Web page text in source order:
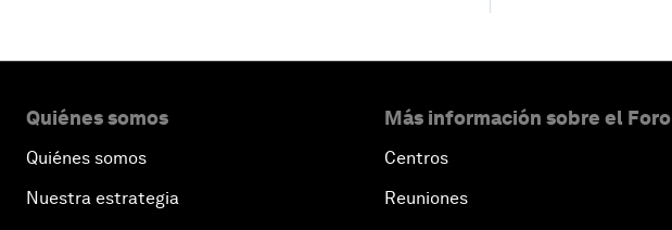
Quiénes somos
Quiénes somos
Nuestra estrategia
Más información sobre el Foro
Centros
Reuniones